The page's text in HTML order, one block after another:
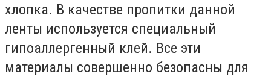
хлопка. В качестве пропитки данной
ленты используется специальный
гипоаллергенный клей. Все эти
материалы совершенно безопасны для